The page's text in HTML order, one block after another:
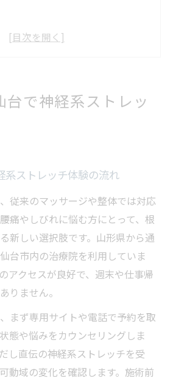
直伝の施術が東北で注目される
へ神経系ストレッチアクセス
の効果を東北で実感する理由
る神経系ストレッチの効果実感
監修の神経系ストレッチの信頼
レッチを選ぶ東北在住者の動機
神経系ストレッチの特徴とは
改善へ神経系ストレッチが有効
レッチが慢性痛に有効な理由を
台で神経系ストレッ
系ストレッチ体験の流れ
従来のマッサージや整体では対応
痛やしびれに悩む方にとって、根
新しい選択肢です。山形県から通
台市内の治療院を利用していま
アクセスが良好で、週末や仕事帰
りません。
まず専用サイトや電話で予約を取
態や悩みをカウンセリングしま
し直伝の神経系ストレッチを受
動域の変化を確認します。施術前